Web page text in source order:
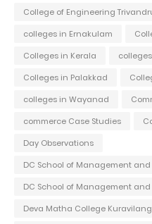
College of Engineering
colleges in Ernakulam
Colleges in Kerala
Colleges in Palakkad
colleges in Wayanad
commerce Case Studies
Day Observations
DC School of Management
DC School of Management
Deva Matha College